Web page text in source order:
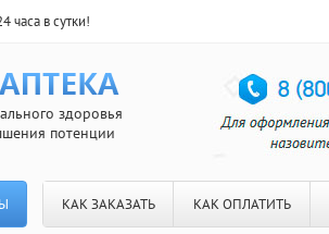
часа в сутки!
здоровья
потенции
КАК ЗАКАЗАТЬ КАК ОПЛАТИТЬ